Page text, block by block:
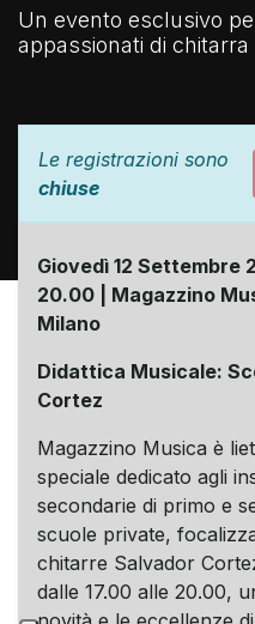
Un evento esclusivo
appassionati di chitarra
Le registrazioni sono
chiuse
Giovedì 12 Settembre
20.00 | Magazzino
Milano
Didattica Musicale:
Cortez
Magazzino Musica è
speciale dedicato agli
secondarie di primo e
scuole private,
chitarre Salvador
dalle 17.00 alle 20.00,